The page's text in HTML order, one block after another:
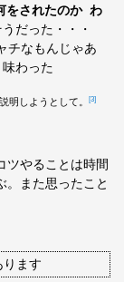
をされたのか わ
だった・・・
チなもんじゃあ
わった
明しようとして。 [3]
ツやることは時間
。また思ったこと
ます